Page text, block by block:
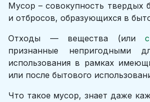
Мусор – совокупность твердых
и отбросов, образующихся в
Отходы — вещества (или
признанные непригодными
использования в рамках
или после бытового
Что такое мусор, знает даже